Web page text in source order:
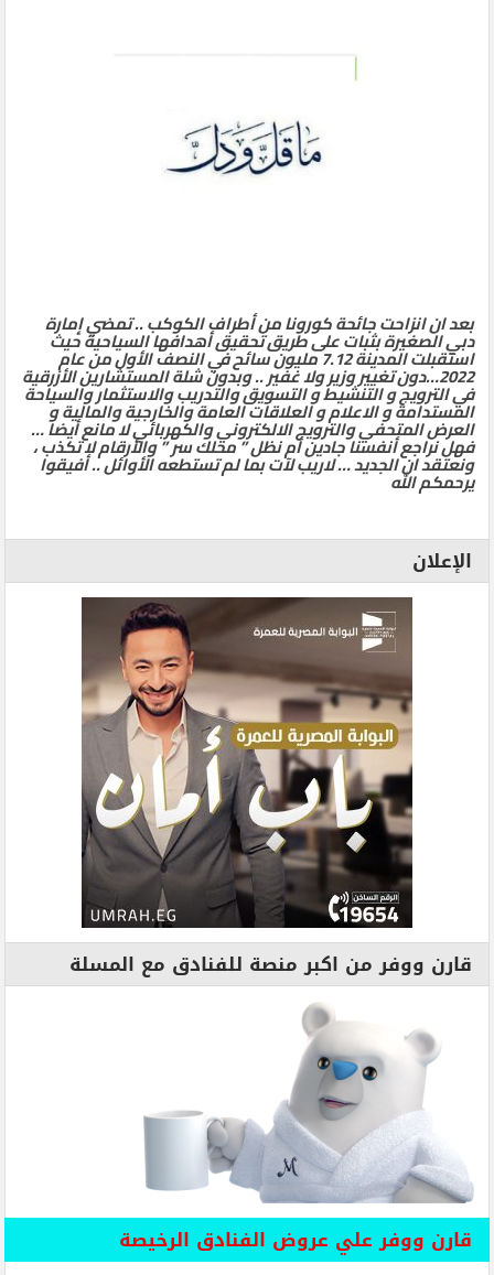
بعد ان انزاحت جائحة كورونا من أطراف الكوكب .. تمضي إمارة
دبي الصغيرة بثبات على طريق تحقيق أهدافها السياحية حيث
استقبلت المدينة 7.12 مليون سائح في النصف الأول من عام
2022…دون تغيير وزير ولا غفير .. وبدون شلة المستشارين الأزرقية
في الترويج و التنشيط و التسويق والتدريب والاستثمار والسياحة
المستدامة و الاعلام و العلاقات العامة والخارجية والمالية و
العرض المتحفي والترويج الالكتروني والكهربائي لا مانع أيضا …
فهل نراجع أنفسنا جادين أم نظل ” محلك سر ” والأرقام لا تكذب ،
ونعتقد ان الجديد … لاريب لآت بما لم تستطعه الأوائل .. أفيقوا
يرحمكم الله
الإعلان
قارن ووفر من اكبر منصة للفنادق مع المسلة
قارن ووفر علي عروض الفنادق الرخيصة